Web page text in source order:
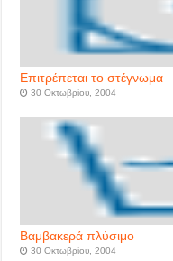
Επιτρέπεται το στέγνωμα
30 Οκτωβρίου, 2004
Βαμβακερά πλύσιμο
30 Οκτωβρίου, 2004